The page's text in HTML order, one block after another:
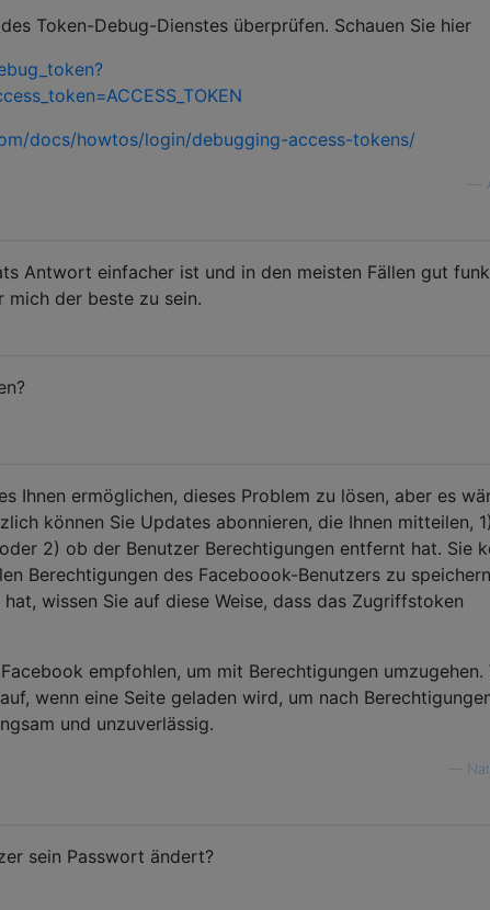
Token-Debug-Dienstes überprüfen. Schauen Sie hier
docs/howtos/login/debugging-access-tokens/
Antwort einfacher ist und in den meisten Fällen gut
mich der beste zu sein.
Ihnen ermöglichen, dieses Problem zu lösen, aber es
können Sie Updates abonnieren, die Ihnen mitteilen,
2) ob der Benutzer Berechtigungen entfernt hat. Sie
Berechtigungen des Faceboook-Benutzers zu
wissen Sie auf diese Weise, dass das Zugriffstoken
empfohlen, um mit Berechtigungen umzugehen.
wenn eine Seite geladen wird, um nach
und unzuverlässig.
sein Passwort ändert?